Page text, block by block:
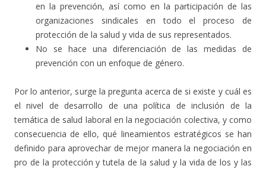
en la prevención, así como en la participación de las
organizaciones sindicales en todo el proceso de
protección de la salud y vida de sus representados.
No se hace una diferenciación de las medidas de
prevención con un enfoque de género.
Por lo anterior, surge la pregunta acerca de si existe y cuál es
el nivel de desarrollo de una política de inclusión de la
temática de salud laboral en la negociación colectiva, y como
consecuencia de ello, qué lineamientos estratégicos se han
definido para aprovechar de mejor manera la negociación en
pro de la protección y tutela de la salud y la vida de los y las